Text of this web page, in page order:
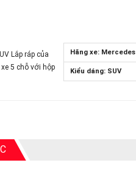
Lắp ráp của
5 chỗ với hộp
Hãng xe: Mercedes
Kiểu dáng: SUV